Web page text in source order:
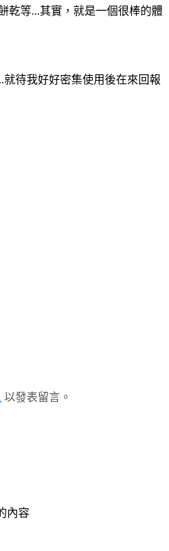
乾等...其實，就是一個很棒的體
待我好好密集使用後在來回報
以發表留言。
內容